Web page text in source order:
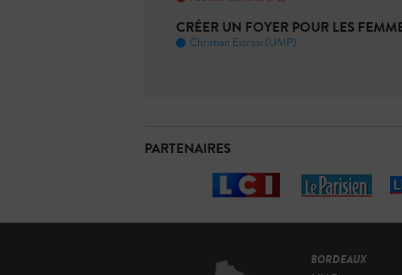
CRÉER UN FOYER POUR LES
Christian Estrosi (UMP)
PARTENAIRES
BORDEAUX